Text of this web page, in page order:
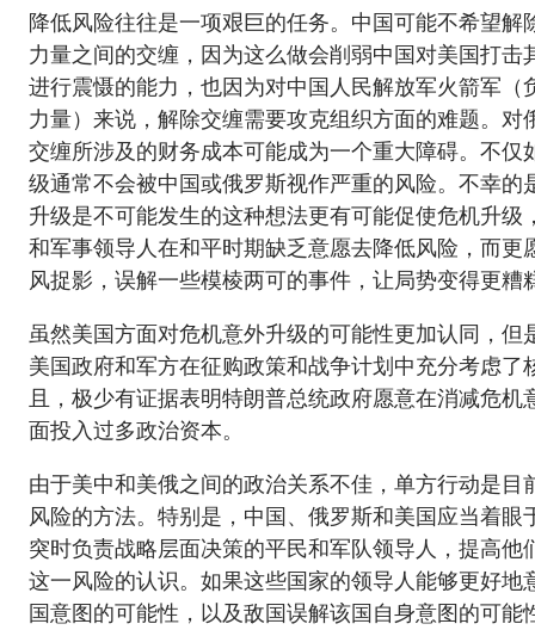
降低风险往往是一项艰巨的任务。中国可能不希望解
力量之间的交缠，因为这么做会削弱中国对美国打击
进行震慑的能力，也因为对中国人民解放军火箭军（
力量）来说，解除交缠需要攻克组织方面的难题。对
交缠所涉及的财务成本可能成为一个重大障碍。不仅
级通常不会被中国或俄罗斯视作严重的风险。不幸的
升级是不可能发生的这种想法更有可能促使危机升级
和军事领导人在和平时期缺乏意愿去降低风险，而更
风捉影，误解一些模棱两可的事件，让局势变得更糟
虽然美国方面对危机意外升级的可能性更加认同，但
美国政府和军方在征购政策和战争计划中充分考虑了
且，极少有证据表明特朗普总统政府愿意在消减危机
面投入过多政治资本。
由于美中和美俄之间的政治关系不佳，单方行动是目
风险的方法。特别是，中国、俄罗斯和美国应当着眼
突时负责战略层面决策的平民和军队领导人，提高他
这一风险的认识。如果这些国家的领导人能够更好地
国意图的可能性，以及敌国误解该国自身意图的可能